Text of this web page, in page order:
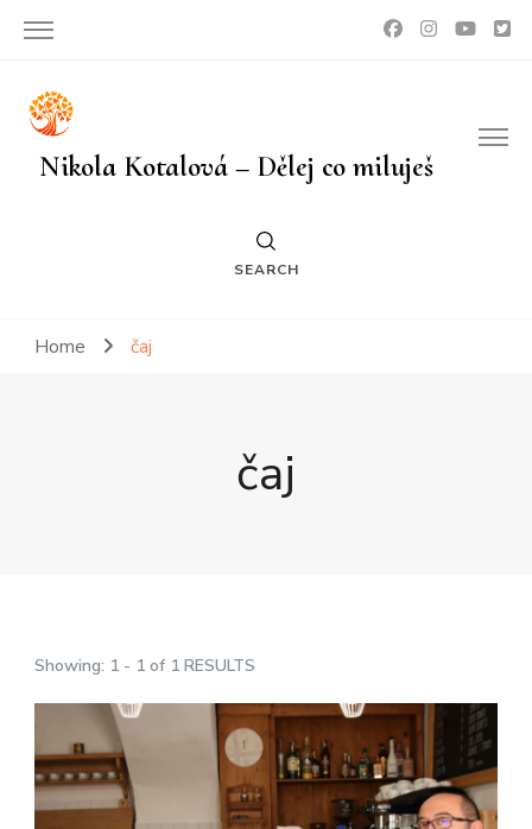
Nikola Kotalová – Dělej co miluješ
SEARCH
Home čaj
čaj
Showing: 1 - 1 of 1 RESULTS